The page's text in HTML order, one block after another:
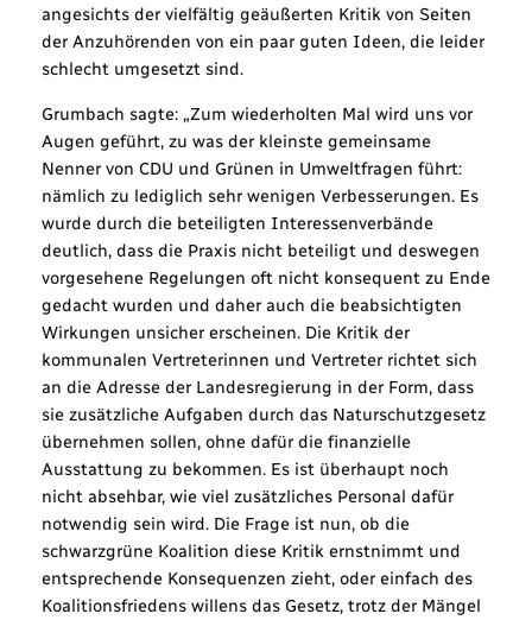
angesichts der vielfältig geäußerten Kritik von Seiten
der Anzuhörenden von ein paar guten Ideen, die leider
schlecht umgesetzt sind.
Grumbach sagte: „Zum wiederholten Mal wird uns vor
Augen geführt, zu was der kleinste gemeinsame
Nenner von CDU und Grünen in Umweltfragen führt:
nämlich zu lediglich sehr wenigen Verbesserungen. Es
wurde durch die beteiligten Interessenverbände
deutlich, dass die Praxis nicht beteiligt und deswegen
vorgesehene Regelungen oft nicht konsequent zu Ende
gedacht wurden und daher auch die beabsichtigten
Wirkungen unsicher erscheinen. Die Kritik der
kommunalen Vertreterinnen und Vertreter richtet sich
an die Adresse der Landesregierung in der Form, dass
sie zusätzliche Aufgaben durch das Naturschutzgesetz
übernehmen sollen, ohne dafür die finanzielle
Ausstattung zu bekommen. Es ist überhaupt noch
nicht absehbar, wie viel zusätzliches Personal dafür
notwendig sein wird. Die Frage ist nun, ob die
schwarzgrüne Koalition diese Kritik ernstnimmt und
entsprechende Konsequenzen zieht, oder einfach des
Koalitionsfriedens willens das Gesetz, trotz der Mängel